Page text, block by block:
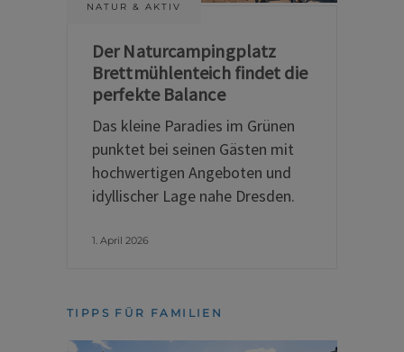
NATUR & AKTIV
Der Naturcampingplatz
Brettmühlenteich findet die
perfekte Balance
Das kleine Paradies im Grünen
punktet bei seinen Gästen mit
hochwertigen Angeboten und
idyllischer Lage nahe Dresden.
1. April 2026
TIPPS FÜR FAMILIEN